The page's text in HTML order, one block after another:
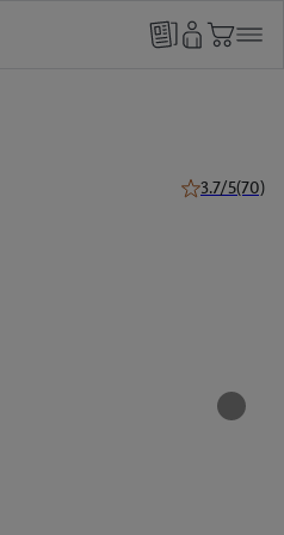
3.7/5(70)